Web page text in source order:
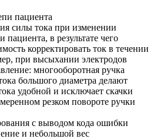
пациента
силы тока при изменении
пациента, в результате чего
корректировать ток в течении
при высыхании электродов
многооборотная ручка
большого диаметра делают
удобной и исключает скачки
резком повороте ручки
с выводом кода ошибки
и небольшой вес